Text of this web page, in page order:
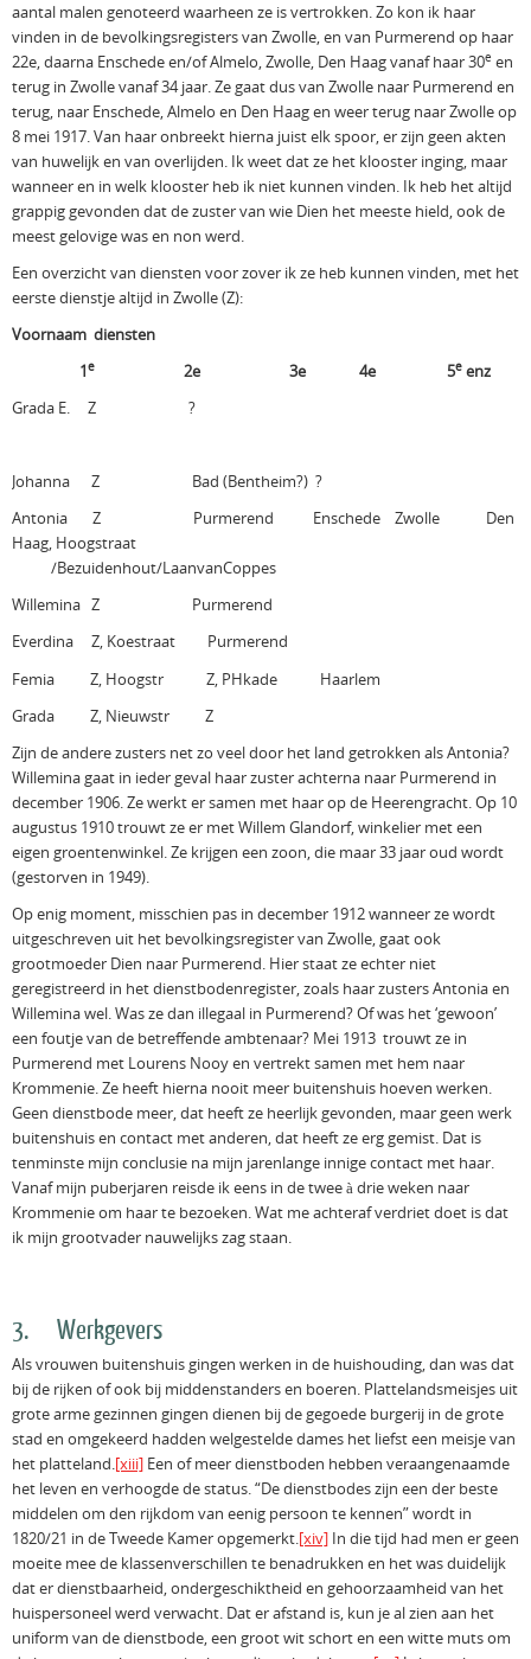
aantal malen genoteerd waarheen ze is vertrokken. Zo kon ik haar
vinden in de bevolkingsregisters van Zwolle, en van Purmerend op haar
22e, daarna Enschede en/of Almelo, Zwolle, Den Haag vanaf haar 30e en
terug in Zwolle vanaf 34 jaar. Ze gaat dus van Zwolle naar Purmerend en
terug, naar Enschede, Almelo en Den Haag en weer terug naar Zwolle op
8 mei 1917. Van haar onbreekt hierna juist elk spoor, er zijn geen akten
van huwelijk en van overlijden. Ik weet dat ze het klooster inging, maar
wanneer en in welk klooster heb ik niet kunnen vinden. Ik heb het altijd
grappig gevonden dat de zuster van wie Dien het meeste hield, ook de
meest gelovige was en non werd.
Een overzicht van diensten voor zover ik ze heb kunnen vinden, met het
eerste dienstje altijd in Zwolle (Z):
Voornaam diensten
1e 2e 3e 4e 5e enz
Grada E. Z ?
Johanna Z Bad (Bentheim?) ?
Antonia Z Purmerend Enschede Zwolle Den
Haag, Hoogstraat
/Bezuidenhout/LaanvanCoppes
Willemina Z Purmerend
Everdina Z, Koestraat Purmerend
Femia Z, Hoogstr Z, PHkade Haarlem
Grada Z, Nieuwstr Z
Zijn de andere zusters net zo veel door het land getrokken als Antonia?
Willemina gaat in ieder geval haar zuster achterna naar Purmerend in
december 1906. Ze werkt er samen met haar op de Heerengracht. Op 10
augustus 1910 trouwt ze er met Willem Glandorf, winkelier met een
eigen groentenwinkel. Ze krijgen een zoon, die maar 33 jaar oud wordt
(gestorven in 1949).
Op enig moment, misschien pas in december 1912 wanneer ze wordt
uitgeschreven uit het bevolkingsregister van Zwolle, gaat ook
grootmoeder Dien naar Purmerend. Hier staat ze echter niet
geregistreerd in het dienstbodenregister, zoals haar zusters Antonia en
Willemina wel. Was ze dan illegaal in Purmerend? Of was het ‘gewoon’
een foutje van de betreffende ambtenaar? Mei 1913 trouwt ze in
Purmerend met Lourens Nooy en vertrekt samen met hem naar
Krommenie. Ze heeft hierna nooit meer buitenshuis hoeven werken.
Geen dienstbode meer, dat heeft ze heerlijk gevonden, maar geen werk
buitenshuis en contact met anderen, dat heeft ze erg gemist. Dat is
tenminste mijn conclusie na mijn jarenlange innige contact met haar.
Vanaf mijn puberjaren reisde ik eens in de twee à drie weken naar
Krommenie om haar te bezoeken. Wat me achteraf verdriet doet is dat
ik mijn grootvader nauwelijks zag staan.
3. Werkgevers
Als vrouwen buitenshuis gingen werken in de huishouding, dan was dat
bij de rijken of ook bij middenstanders en boeren. Plattelandsmeisjes uit
grote arme gezinnen gingen dienen bij de gegoede burgerij in de grote
stad en omgekeerd hadden welgestelde dames het liefst een meisje van
het platteland.[xiii] Een of meer dienstboden hebben veraangenaamde
het leven en verhoogde de status. “De dienstbodes zijn een der beste
middelen om den rijkdom van eenig persoon te kennen” wordt in
1820/21 in de Tweede Kamer opgemerkt.[xiv] In die tijd had men er geen
moeite mee de klassenverschillen te benadrukken en het was duidelijk
dat er dienstbaarheid, ondergeschiktheid en gehoorzaamheid van het
huispersoneel werd verwacht. Dat er afstand is, kun je al zien aan het
uniform van de dienstbode, een groot wit schort en een witte muts om